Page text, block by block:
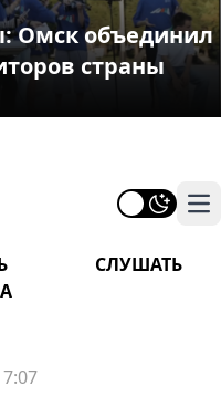
Омск объединил
страны
СЛУШАТЬ